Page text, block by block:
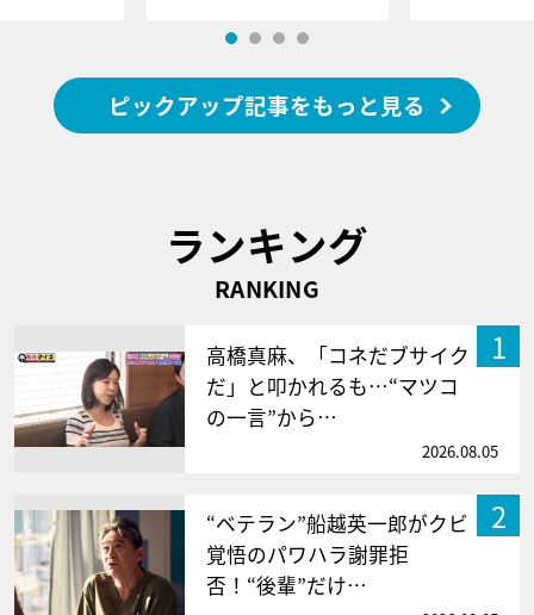
ピックアップ記事をもっと見る
ランキング
RANKING
1
高橋真麻、「コネだブサイク
だ」と叩かれるも…“マツコ
の一言”から…
2026.08.05
2
“ベテラン”船越英一郎がクビ
覚悟のパワハラ謝罪拒
否！“後輩”だけ…